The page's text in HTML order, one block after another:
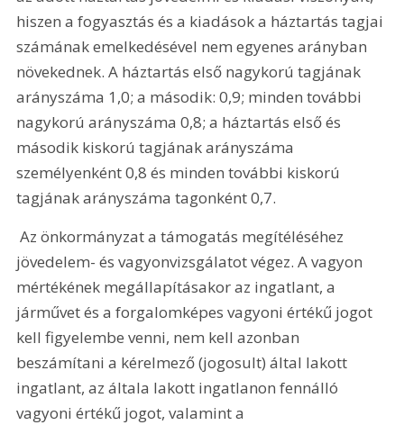
hiszen a fogyasztás és a kiadások a háztartás tagjai
számának emelkedésével nem egyenes arányban
növekednek. A háztartás első nagykorú tagjának
arányszáma 1,0; a második: 0,9; minden további
nagykorú arányszáma 0,8; a háztartás első és
második kiskorú tagjának arányszáma
személyenként 0,8 és minden további kiskorú
tagjának arányszáma tagonként 0,7.
Az önkormányzat a támogatás megítéléséhez
jövedelem- és vagyonvizsgálatot végez. A vagyon
mértékének megállapításakor az ingatlant, a
járművet és a forgalomképes vagyoni értékű jogot
kell figyelembe venni, nem kell azonban
beszámítani a kérelmező (jogosult) által lakott
ingatlant, az általa lakott ingatlanon fennálló
vagyoni értékű jogot, valamint a